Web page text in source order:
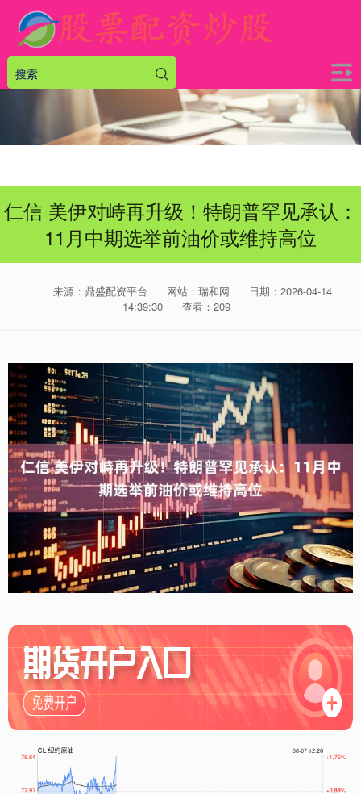
仁信 美伊对峙再升级！特朗普罕见承认：
11月中期选举前油价或维持高位
来源：鼎盛配资平台 网站：瑞和网
日期：2026-04-14
14:39:30
查看：209